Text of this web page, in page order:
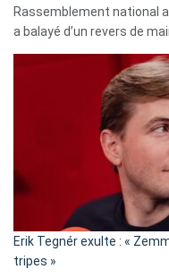
Rassemblement national
a balayé d’un revers de
Erik Tegnér exulte : «
tripes »